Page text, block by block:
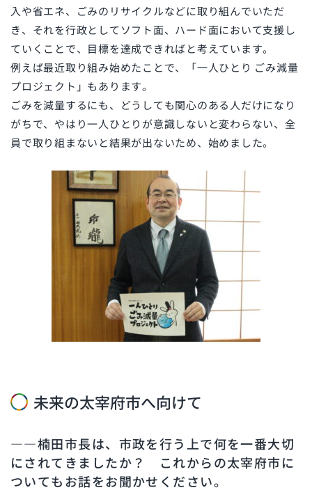
入や省エネ、ごみのリサイクルなどに取り組んでいただ
き、それを行政としてソフト面、ハード面において支援し
ていくことで、目標を達成できればと考えています。
例えば最近取り組み始めたことで、「一人ひとり ごみ減量
プロジェクト」もあります。
ごみを減量するにも、どうしても関心のある人だけになり
がちで、やはり一人ひとりが意識しないと変わらない、全
員で取り組まないと結果が出ないため、始めました。
未来の太宰府市へ向けて
――楠田市長は、市政を行う上で何を一番大切
にされてきましたか？ これからの太宰府市に
ついてもお話をお聞かせください。